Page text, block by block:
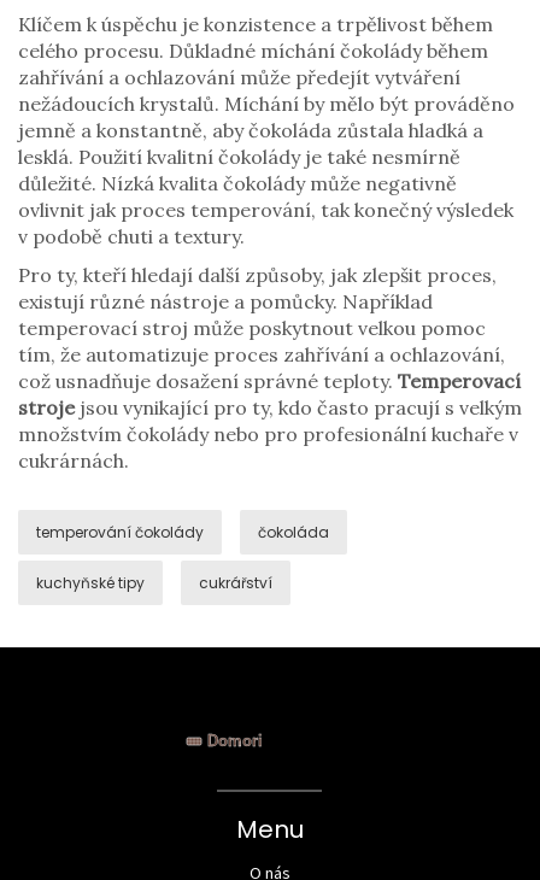
Klíčem k úspěchu je konzistence a trpělivost během
celého procesu. Důkladné míchání čokolády během
zahřívání a ochlazování může předejít vytváření
nežádoucích krystalů. Míchání by mělo být prováděno
jemně a konstantně, aby čokoláda zůstala hladká a
lesklá. Použití kvalitní čokolády je také nesmírně
důležité. Nízká kvalita čokolády může negativně
ovlivnit jak proces temperování, tak konečný výsledek
v podobě chuti a textury.
Pro ty, kteří hledají další způsoby, jak zlepšit proces,
existují různé nástroje a pomůcky. Například
temperovací stroj může poskytnout velkou pomoc
tím, že automatizuje proces zahřívání a ochlazování,
což usnadňuje dosažení správné teploty. Temperovací
strojejsou vynikající pro ty, kdo často pracují s velkým
množstvím čokolády nebo pro profesionální kuchaře v
cukrárnách.
temperování čokolády čokoláda
kuchyňské tipy cukrářství
Menu
O nás